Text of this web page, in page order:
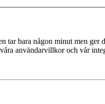
tar bara någon minut men
användarvillkor och vår